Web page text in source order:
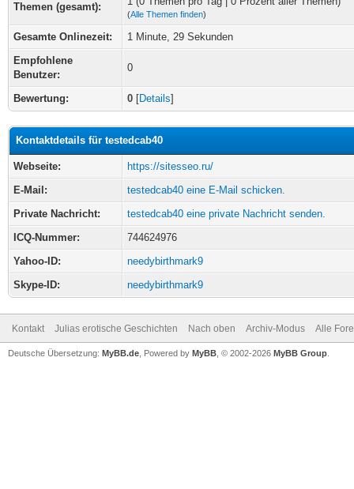
Themen (gesamt):
(Alle Themen finden)
Gesamte Onlinezeit:
1 Minute, 29 Sekunden
Empfohlene
Benutzer:
0
Bewertung: 0 [Details]
Kontaktdetails für testedcab40
Webseite:
https://sitesseo.ru/
E-Mail:
testedcab40 eine E-Mail schicken.
Private Nachricht:
testedcab40 eine private Nachricht senden.
ICQ-Nummer:
744624976
Yahoo-ID:
needybirthmark9
Skype-ID:
needybirthmark9
Kontakt Julias erotische Geschichten Nach oben Archiv-Modus Alle
Deutsche Übersetzung: MyBB.de , Powered by MyBB , © 2002-2026 MyBB Group